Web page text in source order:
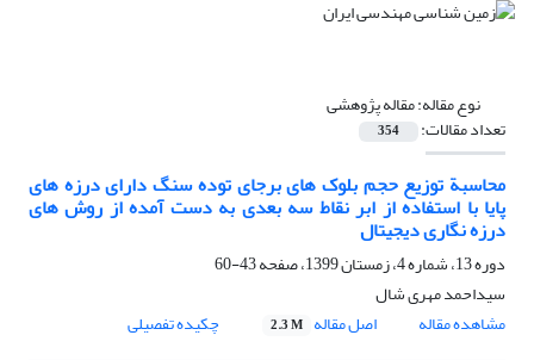
نوع مقاله:مقاله پژوهشی
تعداد مقالات: 354
محاسبة توزیع حجم بلوک های برجای توده سنگ دارای درزه های
پایا با استفاده از ابر نقاط سه بعدی به دست آمده از روش های
درزه نگاری دیجیتال
دوره 13، شماره 4، زمستان 1399، صفحه
43-60
سیداحمد مهری شال
مشاهده مقاله
اصل مقاله 2.3 M چکیده تفصیلی